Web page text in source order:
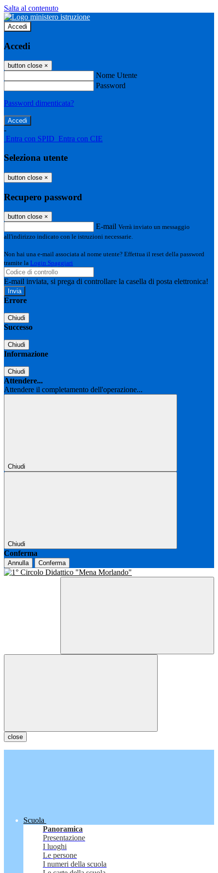
Salta al contenuto
Accedi
Accedi
button close ×
Nome Utente
Password
Password dimenticata?
-
Entra con SPID Entra con CIE
Seleziona utente
button close ×
Recupero password
button close ×
E-mail Verrà inviato un messaggio
all'indirizzo indicato con le istruzioni necessarie.
Non hai una e-mail associata al nome utente? Effettua il reset della password
tramite la Login Spaggiari
E-mail inviata, si prega di controllare la casella di posta elettronica!
Errore
Chiudi
Successo
Chiudi
Informazione
Chiudi
Attendere...
Attendere il completamento dell'operazione...
Chiudi
Chiudi
Conferma
Annulla Conferma
close
Scuola
Panoramica
Presentazione
I luoghi
Le persone
I numeri della scuola